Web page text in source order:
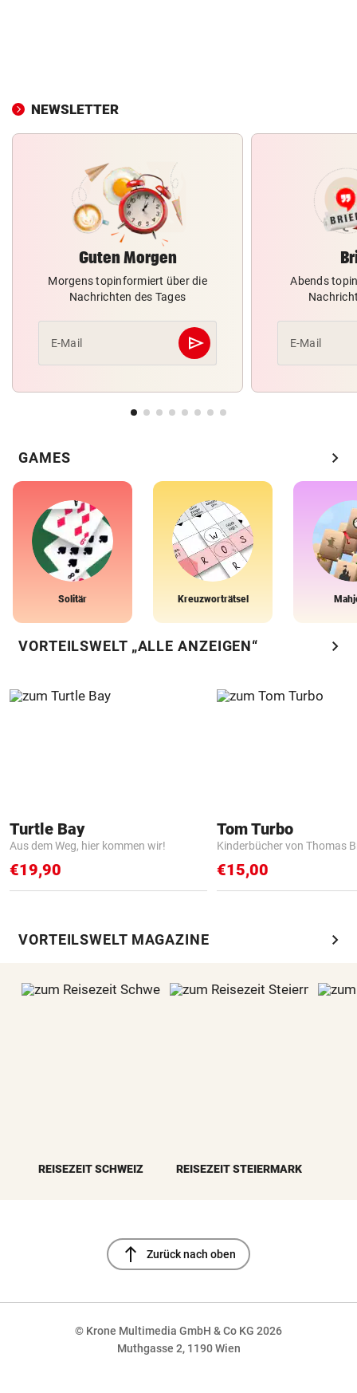
NEWSLETTER
Guten Morgen
Morgens topinformiert über die
Nachrichten des Tages
E-Mail send
Abschicken
Abends
E-Mail
GAMES chevron_right
Solitär Kreuzworträtsel
VORTEILSWELT „ALLE ANZEIGEN“ chevron_right
Turtle Bay
Aus dem Weg, hier kommen wir!
€19,90
Tom Turbo
Kinderbücher von Thomas
€15,00
VORTEILSWELT MAGAZINE chevron_right
REISEZEIT SCHWEIZ REISEZEIT STEIERMARK
north Zurück nach oben
© Krone Multimedia GmbH & Co KG 2026
Muthgasse 2, 1190 Wien